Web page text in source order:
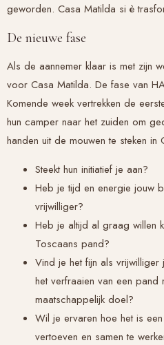
geworden. Casa Matilda si è
De nieuwe fase
Als de aannemer klaar is met zijn
voor Casa Matilda. De fase van
Komende week vertrekken de
hun camper naar het zuiden om
handen uit de mouwen te steken in
Steekt hun initiatief je aan?
Heb je tijd en energie jouw
vrijwilliger?
Heb je altijd al graag willen
Toscaans pand?
Vind je het fijn als
het verfraaien van een pand
maatschappelijk doel?
Wil je ervaren hoe het is
vertoeven en samen te